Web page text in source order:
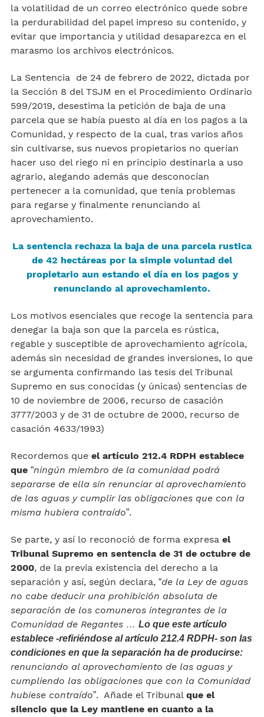
la volatilidad de un correo electrónico quede sobre
la perdurabilidad del papel impreso su contenido, y
evitar que importancia y utilidad desaparezca en el
marasmo los archivos electrónicos.
La Sentencia de 24 de febrero de 2022, dictada por
la Sección 8 del TSJM en el Procedimiento Ordinario
599/2019, desestima la petición de baja de una
parcela que se había puesto al día en los pagos a la
Comunidad, y respecto de la cual, tras varios años
sin cultivarse, sus nuevos propietarios no querían
hacer uso del riego ni en principio destinarla a uso
agrario, alegando además que desconocían
pertenecer a la comunidad, que tenía problemas
para regarse y finalmente renunciando al
aprovechamiento.
La sentencia rechaza la baja de una parcela rustica
de 42 hectáreas por la simple voluntad del
propietario aun estando el día en los pagos y
renunciando al aprovechamiento.
Los motivos esenciales que recoge la sentencia para
denegar la baja son que la parcela es rústica,
regable y susceptible de aprovechamiento agrícola,
además sin necesidad de grandes inversiones, lo que
se argumenta confirmando las tesis del Tribunal
Supremo en sus conocidas (y únicas) sentencias de
10 de noviembre de 2006, recurso de casación
3777/2003 y de 31 de octubre de 2000, recurso de
casación 4633/1993)
Recordemos que el artículo 212.4 RDPH establece
que “ningún miembro de la comunidad podrá
separarse de ella sin renunciar al aprovechamiento
de las aguas y cumplir las obligaciones que con la
misma hubiera contraído”.
Se parte, y así lo reconoció de forma expresa el
Tribunal Supremo en sentencia de 31 de octubre de
2000, de la previa existencia del derecho a la
separación y así, según declara, “de la Ley de aguas
no cabe deducir una prohibición absoluta de
separación de los comuneros integrantes de la
Comunidad de Regantes … Lo que este artículo
establece -refiriéndose al artículo 212.4 RDPH- son las
condiciones en que la separación ha de producirse:
renunciando al aprovechamiento de las aguas y
cumpliendo las obligaciones que con la Comunidad
hubiese contraído”. Añade el Tribunal que el
silencio que la Ley mantiene en cuanto a la